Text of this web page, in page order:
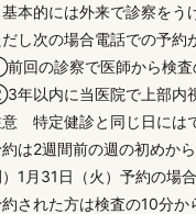
基本的には外来で診察をう
だし次の場合電話での予約
回の診察で医師から検査
年以内に当医院で上部内
特定健診と同じ日には
は2週間前の週の初めから
1月31日（火）予約の場
された方は検査の10分か